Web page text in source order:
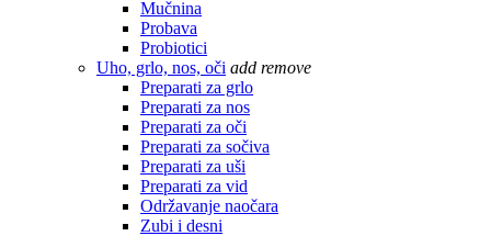
Mučnina
Probava
Probiotici
Uho, grlo, nos, oči add remove
Preparati za grlo
Preparati za nos
Preparati za oči
Preparati za sočiva
Preparati za uši
Preparati za vid
Održavanje naočara
Zubi i desni